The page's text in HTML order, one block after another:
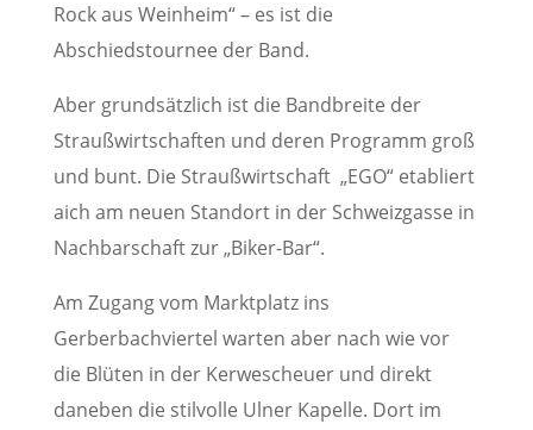
Rock aus Weinheim“ – es ist die
Abschiedstournee der Band.
Aber grundsätzlich ist die Bandbreite der
Straußwirtschaften und deren Programm groß
und bunt. Die Straußwirtschaft „EGO“ etabliert
aich am neuen Standort in der Schweizgasse in
Nachbarschaft zur „Biker-Bar“.
Am Zugang vom Marktplatz ins
Gerberbachviertel warten aber nach wie vor
die Blüten in der Kerwescheuer und direkt
daneben die stilvolle Ulner Kapelle. Dort im